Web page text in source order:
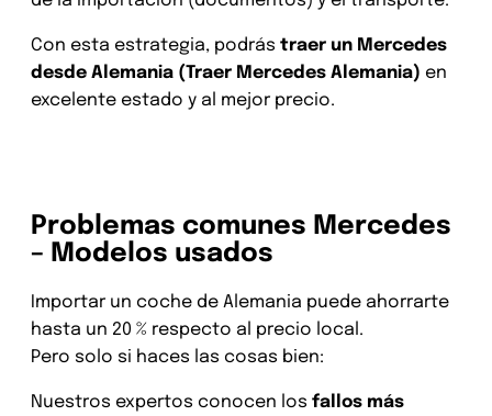
Con esta estrategia, podrás traer un Mercedes
desde Alemania (Traer Mercedes Alemania) en
excelente estado y al mejor precio.
Problemas comunes Mercedes
– Modelos usados
Importar un coche de Alemania puede ahorrarte
hasta un 20 % respecto al precio local.
Pero solo si haces las cosas bien:
Nuestros expertos conocen los fallos más